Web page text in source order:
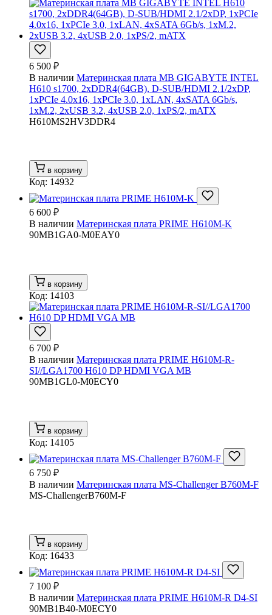
6 500 ₽
В наличии Материнская плата MB GIGABYTE INTEL
H610 s1700, 2xDDR4(64GB), D-SUB/HDMI 2.1/2xDP,
1xPCIe 4.0x16, 1xPCIe 3.0, 1xLAN, 4xSATA 6Gb/s,
1xM.2, 2xUSB 3.2, 4xUSB 2.0, 1xPS/2, mATX
H610MS2HV3DDR4
в корзину
Код: 14932
6 600 ₽
В наличии Материнская плата PRIME H610M-K
90MB1GA0-M0EAY0
в корзину
Код: 14103
6 700 ₽
В наличии Материнская плата PRIME H610M-R-
SI//LGA1700 H610 DP HDMI VGA MB
90MB1GL0-M0ECY0
в корзину
Код: 14105
6 750 ₽
В наличии Материнская плата MS-Challenger B760M-F
MS-ChallengerB760M-F
в корзину
Код: 16433
7 100 ₽
В наличии Материнская плата PRIME H610M-R D4-SI
90MB1B40-M0ECY0